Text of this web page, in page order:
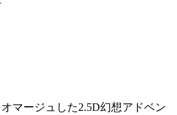
オマージュした2.5D幻想アドベン